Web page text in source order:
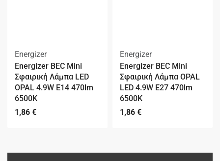
Energizer
Energizer BEC Mini
Σφαιρική Λάμπα LED
OPAL 4.9W E14 470lm
6500K
1,86 €
Energizer
Energizer BEC Mini
Σφαιρική Λάμπα OPAL
LED 4.9W E27 470lm
6500K
1,86 €